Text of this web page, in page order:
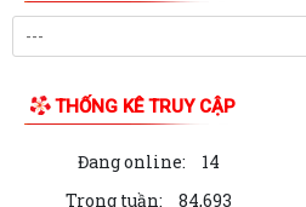
Chương trình làm việc của Thường trực
hội 6 tháng đầu năm, triển...
THỐNG KÊ TRUY CẬP
Đang online: 14
Trong tuần:
84,693